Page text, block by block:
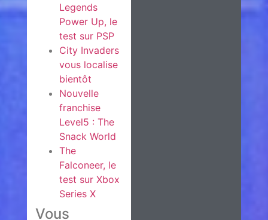
Legends
Power Up, le
test sur PSP
City Invaders
vous localise
bientôt
Nouvelle
franchise
Level5 : The
Snack World
The
Falconeer, le
test sur Xbox
Series X
Vous